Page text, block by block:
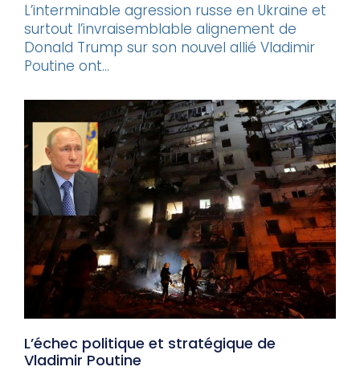
L’interminable agression russe en Ukraine et
surtout l’invraisemblable alignement de
Donald Trump sur son nouvel allié Vladimir
Poutine ont...
L’échec politique et stratégique de
Vladimir Poutine